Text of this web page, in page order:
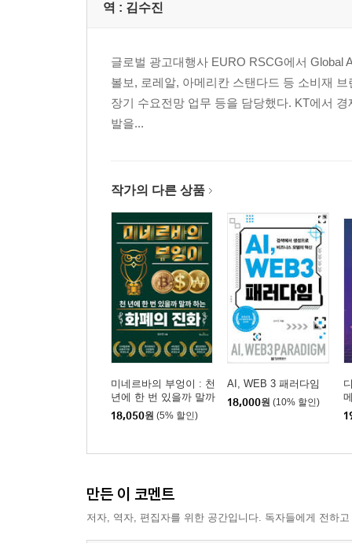
역 : 김수진
글로벌 광고대행사 EURO RSCG에서 Global
볼보, 로레알, 아메리칸 스탠다드 등 소비재
장기 수요전망 업무 등을 담당했다. KT에서
발을...
작가의 다른 상품
미네르바의 부엉이 : 천
년에 한 번 있을까 말까
하는 화폐의 진화
18,050원 (5% 할인)
AI, WEB 3 패러다임
18,000원 (10% 할인)
만든 이 코멘트
저자, 역자, 편집자를 위한 공간입니다. 독자들에게 전하